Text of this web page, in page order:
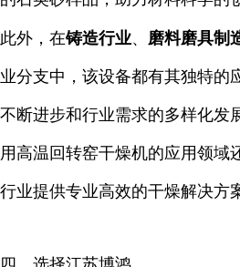
此外，在铸造行业、 磨料磨具制
业分支中，该设备都有其独特的
不断进步和行业需求的多样化发
用高温回转窑干燥机的应用领域
行业提供专业高效的干燥解决方